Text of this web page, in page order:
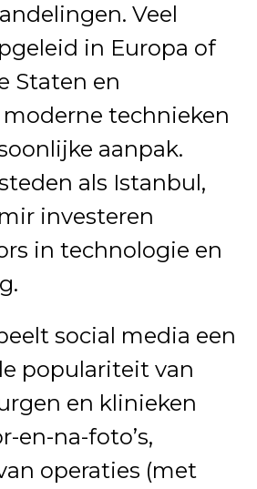
Veel
in Europa of
Staten en
technieken
aanpak.
als Istanbul,
investeren
in technologie en
social media een
populariteit van
en klinieken
en-na-foto’s,
operaties (met